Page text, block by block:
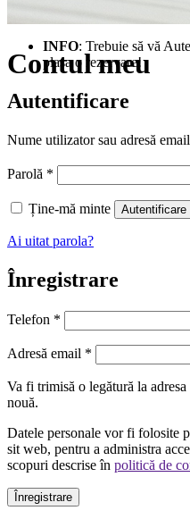
Contul meu
INFO: Trebuie să vă
plasa o rezervare!
Autentificare
Nume utilizator sau adresă email
Parolă *
Ține-mă minte Autentificare
Ai uitat parola?
Înregistrare
Telefon *
Adresă email *
Va fi trimisă o legătură la
nouă.
Datele personale vor fi folosite
sit web, pentru a administra
scopuri descrise în politică de
Înregistrare